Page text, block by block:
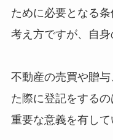
ために必要となる
考え方ですが、自身
不動産の売買や贈
た際に登記をする
重要な意義を有して